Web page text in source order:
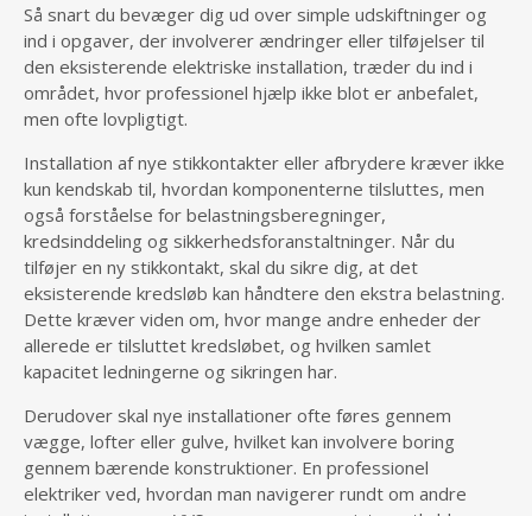
Så snart du bevæger dig ud over simple udskiftninger og
ind i opgaver, der involverer ændringer eller tilføjelser til
den eksisterende elektriske installation, træder du ind i
området, hvor professionel hjælp ikke blot er anbefalet,
men ofte lovpligtigt.
Installation af nye stikkontakter eller afbrydere kræver ikke
kun kendskab til, hvordan komponenterne tilsluttes, men
også forståelse for belastningsberegninger,
kredsinddeling og sikkerhedsforanstaltninger. Når du
tilføjer en ny stikkontakt, skal du sikre dig, at det
eksisterende kredsløb kan håndtere den ekstra belastning.
Dette kræver viden om, hvor mange andre enheder der
allerede er tilsluttet kredsløbet, og hvilken samlet
kapacitet ledningerne og sikringen har.
Derudover skal nye installationer ofte føres gennem
vægge, lofter eller gulve, hvilket kan involvere boring
gennem bærende konstruktioner. En professionel
elektriker ved, hvordan man navigerer rundt om andre